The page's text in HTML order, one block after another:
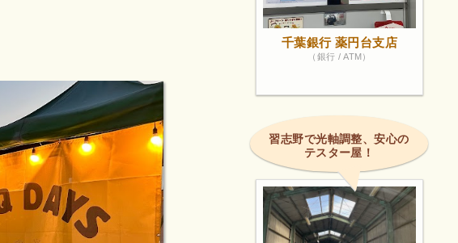
千葉銀行 薬円台支店
（銀行 / ATM）
習志野で光軸調整、安心の
テスター屋！